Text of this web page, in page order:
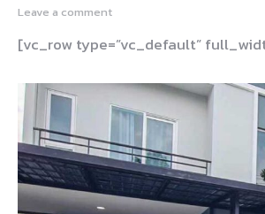
Leave a comment
[vc_row type=”vc_default”